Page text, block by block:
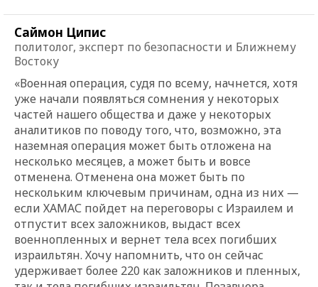
Саймон Ципис
политолог, эксперт по безопасности и Ближнему
Востоку
«Военная операция, судя по всему, начнется, хотя
уже начали появляться сомнения у некоторых
частей нашего общества и даже у некоторых
аналитиков по поводу того, что, возможно, эта
наземная операция может быть отложена на
несколько месяцев, а может быть и вовсе
отменена. Отменена она может быть по
нескольким ключевым причинам, одна из них —
если ХАМАС пойдет на переговоры с Израилем и
отпустит всех заложников, выдаст всех
военнопленных и вернет тела всех погибших
израильтян. Хочу напомнить, что он сейчас
удерживает более 220 как заложников и пленных,